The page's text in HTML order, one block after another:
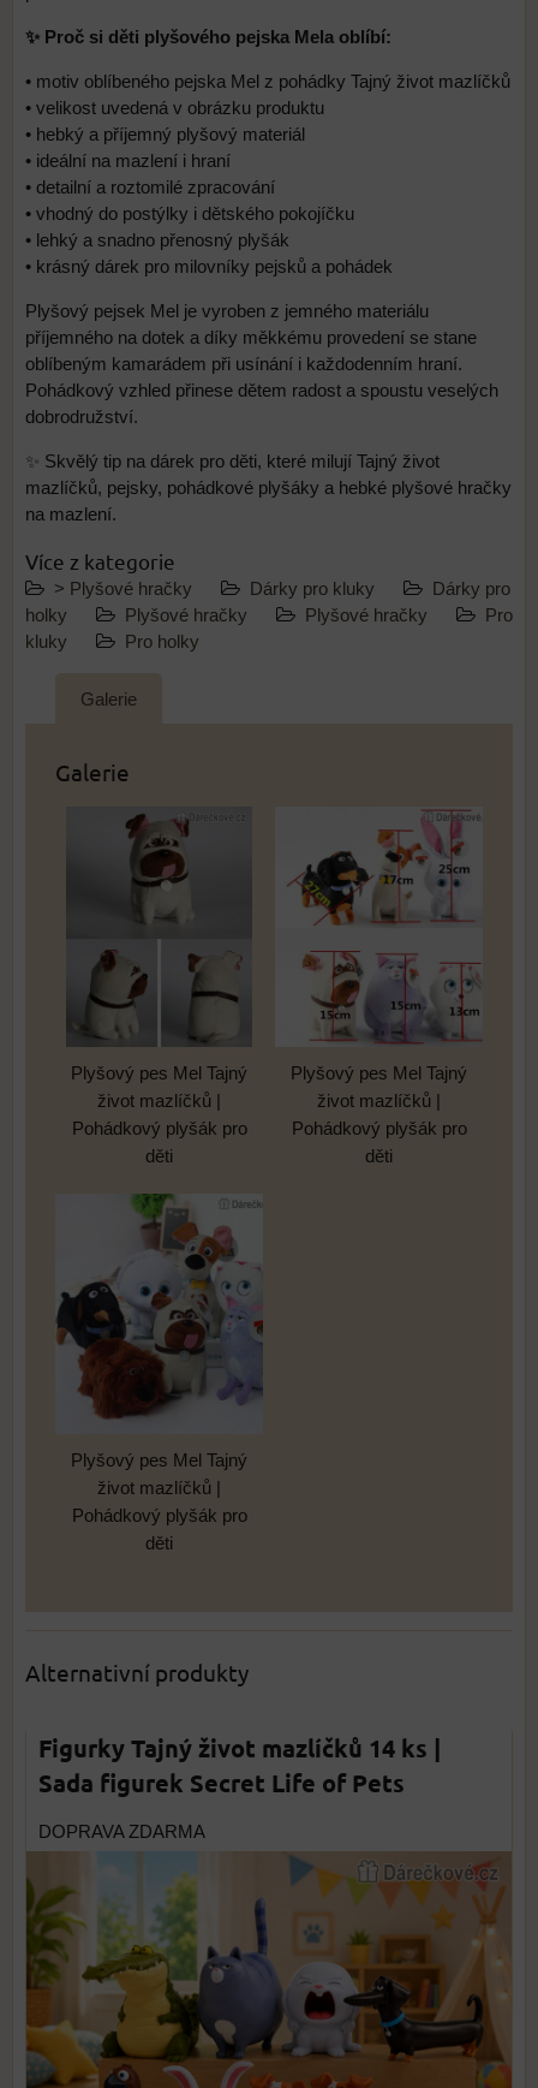
✨ Proč si děti plyšového pejska Mela oblíbí:
• motiv oblíbeného pejska Mel z pohádky Tajný život mazlíčků
• velikost uvedená v obrázku produktu
• hebký a příjemný plyšový materiál
• ideální na mazlení i hraní
• detailní a roztomilé zpracování
• vhodný do postýlky i dětského pokojíčku
• lehký a snadno přenosný plyšák
• krásný dárek pro milovníky pejsků a pohádek
Plyšový pejsek Mel je vyroben z jemného materiálu
příjemného na dotek a díky měkkému provedení se stane
oblíbeným kamarádem při usínání i každodenním hraní.
Pohádkový vzhled přinese dětem radost a spoustu veselých
dobrodružství.
✨ Skvělý tip na dárek pro děti, které milují Tajný život
mazlíčků, pejsky, pohádkové plyšáky a hebké plyšové hračky
na mazlení.
Více z kategorie
> Plyšové hračky Dárky pro kluky
Dárky pro
holky
Plyšové hračky Plyšové hračky
Pro
kluky
Pro holky
Galerie
Galerie
Plyšový pes Mel Tajný
život mazlíčků |
Pohádkový plyšák pro
děti
Plyšový pes Mel Tajný
život mazlíčků |
Pohádkový plyšák pro
děti
Plyšový pes Mel Tajný
život mazlíčků |
Pohádkový plyšák pro
děti
Alternativní produkty
Figurky Tajný život mazlíčků 14 ks |
Sada figurek Secret Life of Pets
DOPRAVA ZDARMA